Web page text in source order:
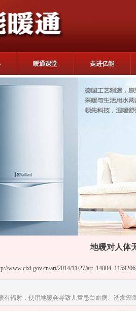
暖通课堂 走进亿能
地暖对人体
www.cixi.gov.cn/art/2014/11/27/
有辐射，使用地暖会导致儿童患白血病、诱发